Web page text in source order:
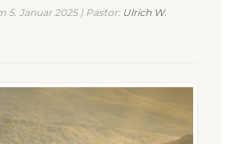
5. Januar 2025 | Pastor: Ulrich W.